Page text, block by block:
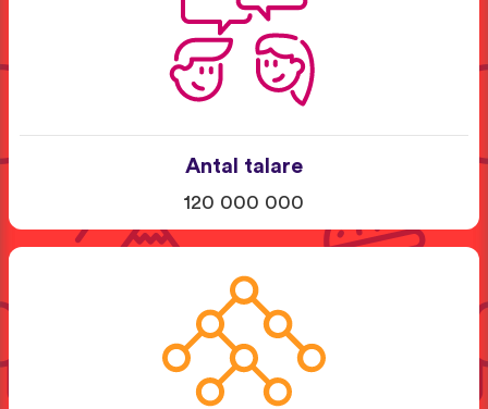
Antal talare
120 000 000